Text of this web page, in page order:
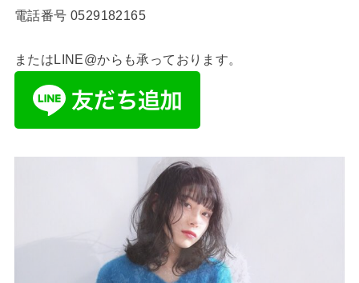
電話番号 0529182165
またはLINE@からも承っております。